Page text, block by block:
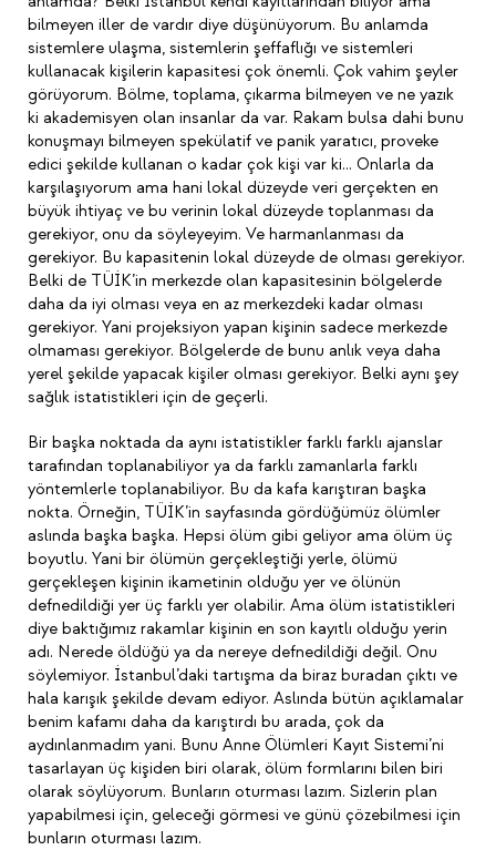
bilmeyen iller de vardır diye düşünüyorum. Bu anlamda
sistemlere ulaşma, sistemlerin şeffaflığı ve sistemleri
kullanacak kişilerin kapasitesi çok önemli. Çok vahim şeyler
görüyorum. Bölme, toplama, çıkarma bilmeyen ve ne yazık
ki akademisyen olan insanlar da var. Rakam bulsa dahi bunu
konuşmayı bilmeyen spekülatif ve panik yaratıcı, proveke
edici şekilde kullanan o kadar çok kişi var ki… Onlarla da
karşılaşıyorum ama hani lokal düzeyde veri gerçekten en
büyük ihtiyaç ve bu verinin lokal düzeyde toplanması da
gerekiyor, onu da söyleyeyim. Ve harmanlanması da
gerekiyor. Bu kapasitenin lokal düzeyde de olması gerekiyor.
Belki de TÜİK’in merkezde olan kapasitesinin bölgelerde
daha da iyi olması veya en az merkezdeki kadar olması
gerekiyor. Yani projeksiyon yapan kişinin sadece merkezde
olmaması gerekiyor. Bölgelerde de bunu anlık veya daha
yerel şekilde yapacak kişiler olması gerekiyor. Belki aynı şey
sağlık istatistikleri için de geçerli.
Bir başka noktada da aynı istatistikler farklı farklı ajanslar
tarafından toplanabiliyor ya da farklı zamanlarla farklı
yöntemlerle toplanabiliyor. Bu da kafa karıştıran başka
nokta. Örneğin, TÜİK’in sayfasında gördüğümüz ölümler
aslında başka başka. Hepsi ölüm gibi geliyor ama ölüm üç
boyutlu. Yani bir ölümün gerçekleştiği yerle, ölümü
gerçekleşen kişinin ikametinin olduğu yer ve ölünün
defnedildiği yer üç farklı yer olabilir. Ama ölüm istatistikleri
diye baktığımız rakamlar kişinin en son kayıtlı olduğu yerin
adı. Nerede öldüğü ya da nereye defnedildiği değil. Onu
söylemiyor. İstanbul’daki tartışma da biraz buradan çıktı ve
hala karışık şekilde devam ediyor. Aslında bütün açıklamalar
benim kafamı daha da karıştırdı bu arada, çok da
aydınlanmadım yani. Bunu Anne Ölümleri Kayıt Sistemi’ni
tasarlayan üç kişiden biri olarak, ölüm formlarını bilen biri
olarak söylüyorum. Bunların oturması lazım. Sizlerin plan
yapabilmesi için, geleceği görmesi ve günü çözebilmesi için
bunların oturması lazım.